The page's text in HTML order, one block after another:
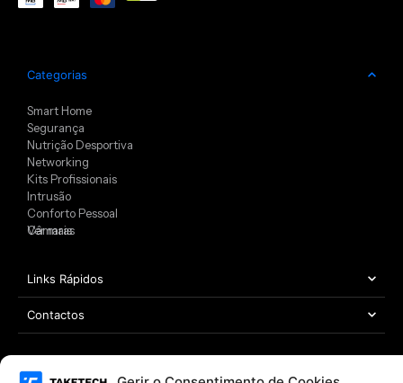
Categorias
Smart Home
Segurança
Nutrição Desportiva
Networking
Kits Profissionais
Intrusão
Conforto Pessoal
Câmaras
Ver mais
Links Rápidos
Contactos